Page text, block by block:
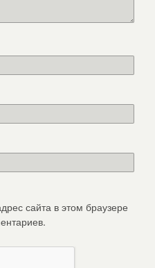
сайта в этом браузере